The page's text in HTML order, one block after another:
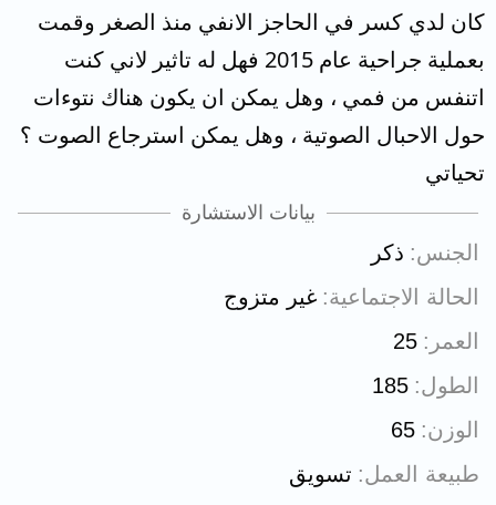
كان لدي كسر في الحاجز الانفي منذ الصغر وقمت
بعملية جراحية عام 2015 فهل له تاثير لاني كنت
اتنفس من فمي ، وهل يمكن ان يكون هناك نتوءات
حول الاحبال الصوتية ، وهل يمكن استرجاع الصوت ؟
تحياتي
بيانات الاستشارة
الجنس ذكر
الحالة الاجتماعية غير متزوج
العمر
25
الطول 185
الوزن 65
طبيعة العمل تسويق